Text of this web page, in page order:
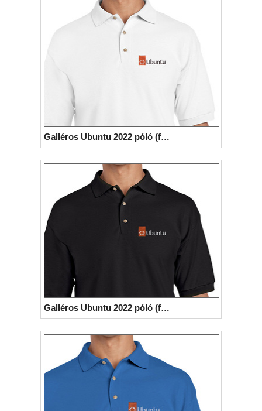
Galléros Ubuntu 2022 póló (fehér)
Galléros Ubuntu 2022 póló (fekete)